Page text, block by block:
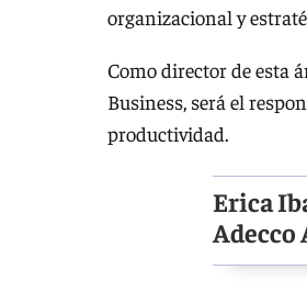
organizacional y
Como director de esta
Business, será el
productividad.
Erica
Adecco